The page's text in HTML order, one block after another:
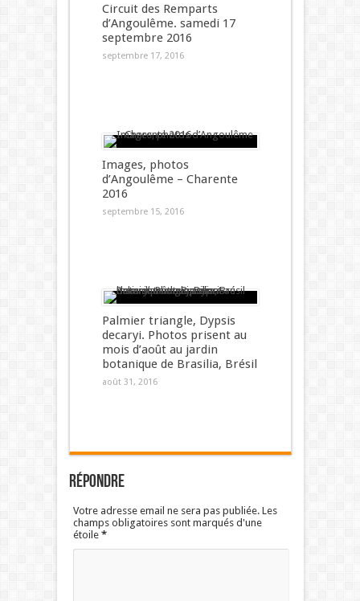
Circuit des Remparts
d’Angoulême. samedi 17
septembre 2016
septembre 17, 2016
Images, photos
d’Angoulême – Charente
2016
septembre 15, 2016
Palmier triangle, Dypsis
decaryi. Photos prisent au
mois d’août au jardin
botanique de Brasilia, Brésil
août 31, 2016
Répondre
Votre adresse email ne sera pas publiée. Les
champs obligatoires sont marqués d'une
étoile *